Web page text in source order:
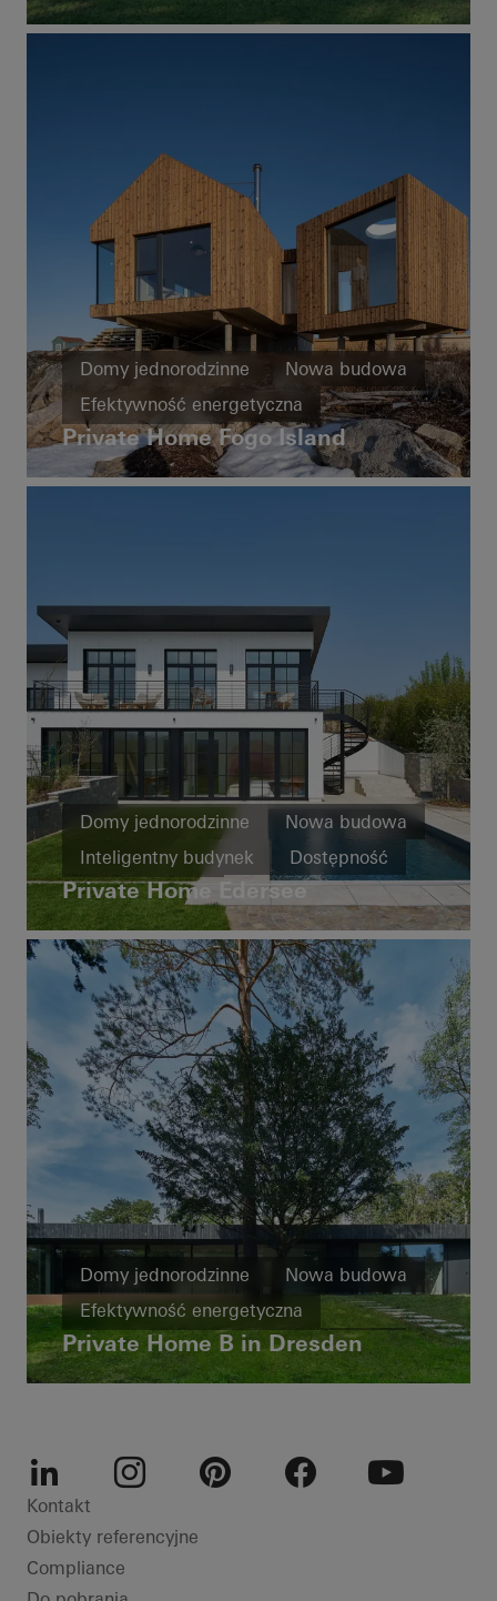
Italy
Domy jednorodzinne
Nowa budowa
Efektywność energetyczna
Cradle-to-Cradle
Inteligentny budynek
Dostępność
Private Home Fogo Island
Domy jednorodzinne
Nowa budowa
Inteligentny budynek
Dostępność
Okna
Drzwi
Automatyka budynku
Germany
Private Home Edersee
Domy jednorodzinne
Nowa budowa
Efektywność energetyczna
Inteligentny budynek
Dostępność
Drzwi
Fasady
Drzwi przesuwne
Private Home B in Dresden
LinkedIn
Kontakt
Obiekty referencyjne
Compliance